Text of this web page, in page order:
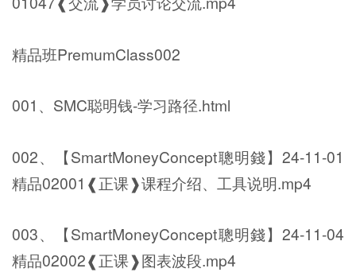
精品班PremumClass002
001、SMC聪明钱-学习路径.html
002、【SmartMoneyConcept聰明錢】24-11-01
精品02001❰正课❱课程介绍、工具说明.mp4
003、【SmartMoneyConcept聰明錢】24-11-04
精品02002❰正课❱图表波段.mp4